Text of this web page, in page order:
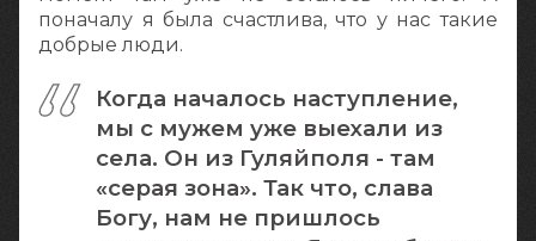
поначалу я была счастлива, что у нас такие
добрые люди.
Когда началось наступление,
мы с мужем уже выехали из
села. Он из Гуляйполя - там
«серая зона». Так что, слава
Богу, нам не пришлось